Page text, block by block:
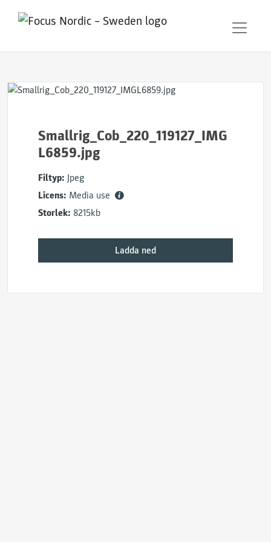
Smallrig_Cob_220_119127_IMG
L6859.jpg
Filtyp: Jpeg
Licens: Media use
Storlek: 8215kb
Ladda ned